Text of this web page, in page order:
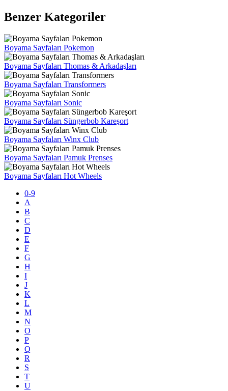
Benzer Kategoriler
Boyama Sayfaları Pokemon
Boyama Sayfaları Thomas & Arkadaşları
Boyama Sayfaları Transformers
Boyama Sayfaları Sonic
Boyama Sayfaları Süngerbob Kareşort
Boyama Sayfaları Winx Club
Boyama Sayfaları Pamuk Prenses
Boyama Sayfaları Hot Wheels
0-9
A
B
C
D
E
F
G
H
I
J
K
L
M
N
O
P
Q
R
S
T
U